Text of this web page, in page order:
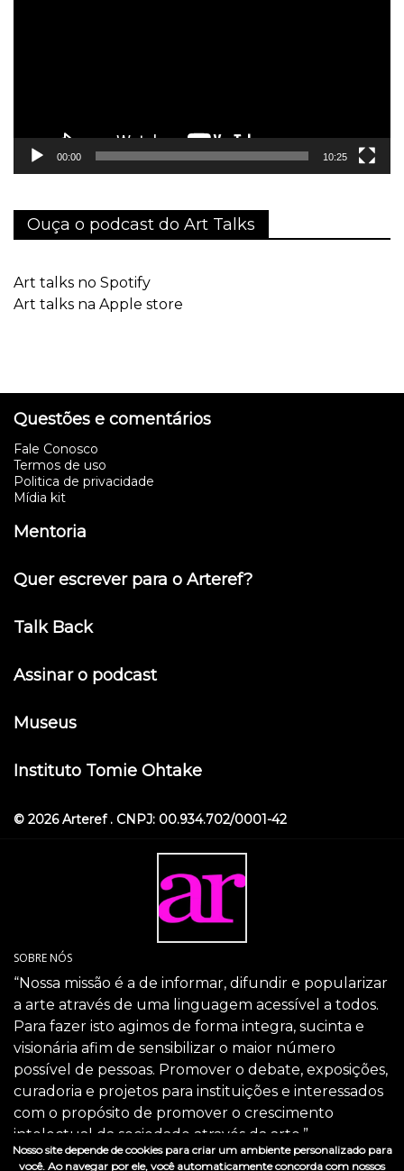
00:00 10:25
Ouça o podcast do Art Talks
Art talks no Spotify
Art talks na Apple store
Questões e comentários
Fale Conosco
Termos de uso
Politica de privacidade
Mídia kit
Mentoria
Quer escrever para o Arteref?
Talk Back
Assinar o podcast
Museus
Instituto Tomie Ohtake
© 2026 Arteref . CNPJ: 00.934.702/0001-42
SOBRE NÓS
“Nossa missão é a de informar, difundir e popularizar
a arte através de uma linguagem acessível a todos.
Para fazer isto agimos de forma integra, sucinta e
visionária afim de sensibilizar o maior número
possível de pessoas. Promover o debate, exposições,
curadoria e projetos para instituições e interessados
com o propósito de promover o crescimento
intelectual da sociedade através da arte.”
SIGA-NOS
Nosso site depende de cookies para criar um ambiente personalizado para
você. Ao navegar por ele, você automaticamente concorda com nossos